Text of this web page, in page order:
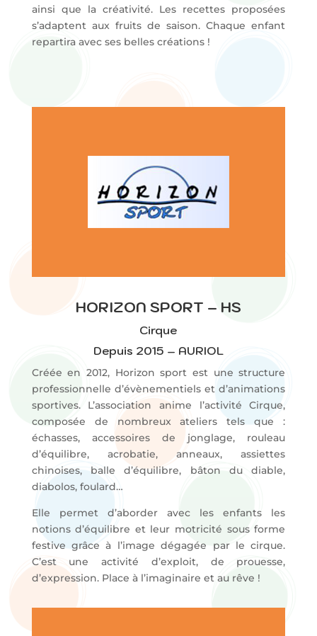
ainsi que la créativité. Les recettes proposées
s’adaptent aux fruits de saison. Chaque enfant
repartira avec ses belles créations !
HORIZON SPORT – HS
Cirque
Depuis 2015 – AURIOL
Créée en 2012, Horizon sport est une structure
professionnelle d’évènementiels et d’animations
sportives. L’association anime l’activité Cirque,
composée de nombreux ateliers tels que :
échasses, accessoires de jonglage, rouleau
d’équilibre, acrobatie, anneaux, assiettes
chinoises, balle d’équilibre, bâton du diable,
diabolos, foulard…
Elle permet d’aborder avec les enfants les
notions d’équilibre et leur motricité sous forme
festive grâce à l’image dégagée par le cirque.
C’est une activité d’exploit, de prouesse,
d’expression. Place à l’imaginaire et au rêve !